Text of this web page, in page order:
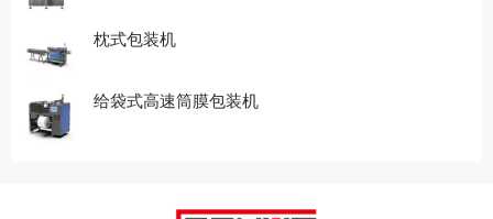
枕式包装机
给袋式高速筒膜包装机